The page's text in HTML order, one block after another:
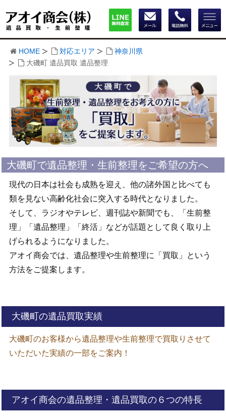
HOME 対応エリア
神奈川県
大磯町 遺品買取 遺品整理
大磯町で遺品整理・生前整理をご希望の方へ
現代の日本は社会も成熟を迎え、他の諸外国と比べても
類を見ない高齢化社会に突入する時代となりました。
そして、ラジオやテレビ、週刊誌や新聞でも、「生前整
理」「遺品整理」「終活」などが話題として良く取り上
げられるようになりました。
アオイ商会では、遺品整理や生前整理に「買取」という
方法をご提案します。
大磯町の遺品買取実績
大磯町のお客様から遺品整理や生前整理で買取りさせて
いただいた実績の一部をご案内！
アオイ商会の遺品整理・遺品買取の６つの特長